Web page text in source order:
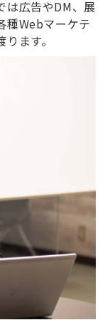
は広告やDM、展
種Webマーケテ
ます。